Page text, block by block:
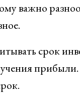
важно
срок